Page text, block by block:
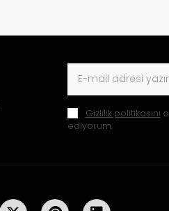
Gizlilik politikasını
ediyorum.